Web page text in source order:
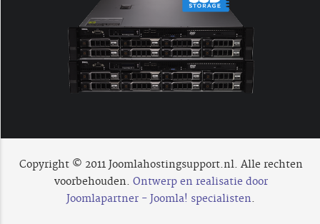
Copyright © 2011 Joomlahostingsupport.nl. Alle rechten
voorbehouden. Ontwerp en realisatie door
Joomlapartner - Joomla! specialisten.